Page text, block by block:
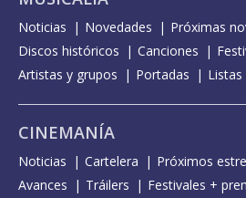
Noticias Novedades
Próximas
Discos históricos
Canciones
Artistas y grupos
Portadas Listas
CINEMANÍA
Noticias Cartelera Próximos
Avances
Tráilers
Festivales +